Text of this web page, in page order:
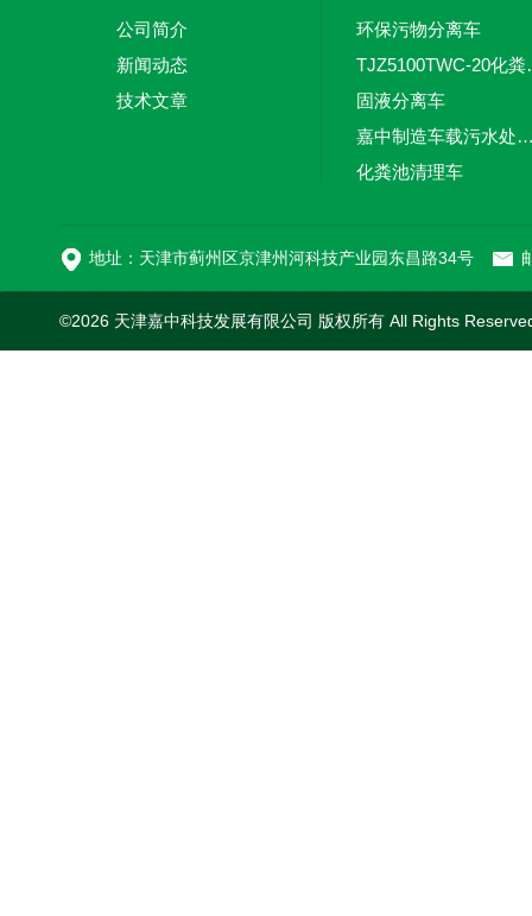
公司简介
新闻动态
技术文章
环保污物分离车
固液分离车
嘉中制造车载污水处理设备-环
化粪池清理车
地址：天津市蓟州区京津州河科技产业园东昌路34号
©2026 天津嘉中科技发展有限公司 版权所有 All Rights